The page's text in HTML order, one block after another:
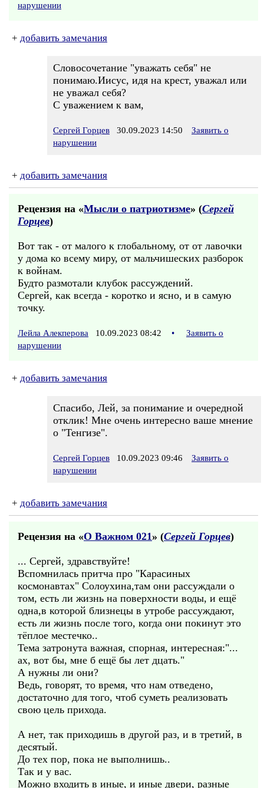
нарушении
+ добавить замечания
Словосочетание "уважать себя" не
понимаю.Иисус, идя на крест, уважал или
не уважал себя?
С уважением к вам,
Сергей Горцев 30.09.2023 14:50
Заявить о
нарушении
+ добавить замечания
Рецензия на «Мысли о патриотизме» (Сергей
Горцев)
Вот так - от малого к глобальному, от от лавочки
у дома ко всему миру, от мальчишеских разборок
к войнам.
Будто размотали клубок рассуждений.
Сергей, как всегда - коротко и ясно, и в самую
точку.
Лейла Алекперова 10.09.2023 08:42 •
Заявить о
нарушении
+ добавить замечания
Спасибо, Лей, за понимание и очередной
отклик! Мне очень интересно ваше мнение
о "Тенгизе".
Сергей Горцев 10.09.2023 09:46
Заявить о
нарушении
+ добавить замечания
Рецензия на «О Важном 021» (Сергей Горцев)
... Сергей, здравствуйте!
Вспомнилась притча про "Карасиных
космонавтах" Солоухина,там они рассуждали о
том, есть ли жизнь на поверхности воды, и ещё
одна,в которой близнецы в утробе рассуждают,
есть ли жизнь после того, когда они покинут это
тёплое местечко..
Тема затронута важная, спорная, интересная:"...
ах, вот бы, мне б ещё бы лет дцать."
А нужны ли они?
Ведь, говорят, то время, что нам отведено,
достаточно для того, чтоб суметь реализовать
свою цель прихода.
А нет, так приходишь в другой раз, и в третий, в
десятый.
До тех пор, пока не выполнишь..
Так и у вас.
Можно входить в иные, и иные двери, разные